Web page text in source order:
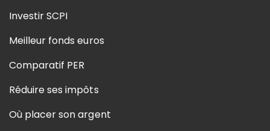
Investir SCPI
Meilleur fonds euros
Comparatif PER
Réduire ses impôts
Où placer son argent